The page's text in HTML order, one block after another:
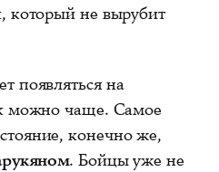
который не вырубит
появляться на
можно чаще. Самое
конечно же,
. Бойцы уже не